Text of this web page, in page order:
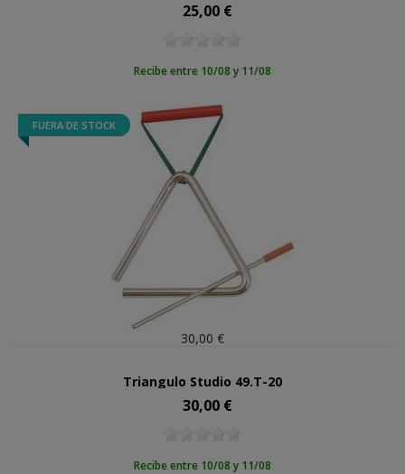
Precio
25,00 €
Recibe entre 10/08 y 11/08
FUERA DE STOCK
30,00 €
Triangulo Studio 49.T-20
Precio
30,00 €
Recibe entre 10/08 y 11/08